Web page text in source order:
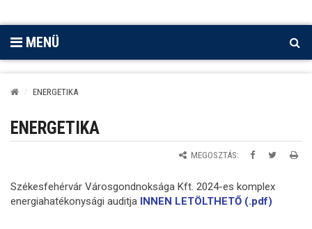
MENÜ
ENERGETIKA
ENERGETIKA
MEGOSZTÁS:
Székesfehérvár Városgondnoksága Kft. 2024-es komplex
energiahatékonysági auditja INNEN LETÖLTHETŐ (.pdf)